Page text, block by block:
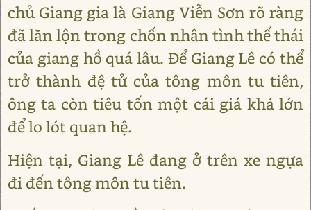
chủ Giang gia là Giang Viễn Sơn rõ ràng
đã lăn lộn trong chốn nhân tình thế thái
của giang hồ quá lâu. Để Giang Lê có thể
trở thành đệ tử của tông môn tu tiên,
ông ta còn tiêu tốn một cái giá khá lớn
để lo lót quan hệ.
Hiện tại, Giang Lê đang ở trên xe ngựa
đi đến tông môn tu tiên.